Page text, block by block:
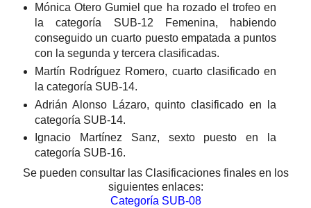
Mónica Otero Gumiel que ha rozado el trofeo en
la categoría SUB-12 Femenina, habiendo
conseguido un cuarto puesto empatada a puntos
con la segunda y tercera clasificadas.
Martín Rodríguez Romero, cuarto clasificado en
la categoría SUB-14.
Adrián Alonso Lázaro, quinto clasificado en la
categoría SUB-14.
Ignacio Martínez Sanz, sexto puesto en la
categoría SUB-16.
Se pueden consultar las Clasificaciones finales en los
siguientes enlaces:
Categoría SUB-08